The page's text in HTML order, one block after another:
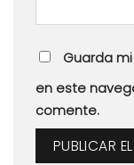
Guarda
en este
comente.